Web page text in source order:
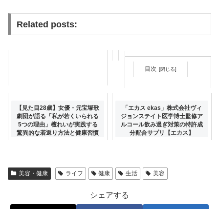
Related posts:
目次
『刺さない美容鍼ですべてを上
げる！』光本朱美 口元のシワ
編
【見た目28歳】女優・元宝塚歌
劇団が語る「私が若くいられる
5つの理由」檀れいが実践する
驚異的な若返り方法と健康習慣
「エカス ekas」株式会社ヴィ
ジョンステイト医学博士監修ア
ルコール飲み過ぎ対策の特許成
分配合サプリ【エカス】
美容・健康 ライフ 健康 生活 美容
シェアする